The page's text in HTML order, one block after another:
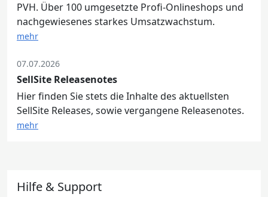
PVH. Über 100 umgesetzte Profi-Onlineshops und
nachgewiesenes starkes Umsatzwachstum.
mehr
07.07.2026
SellSite Releasenotes
Hier finden Sie stets die Inhalte des aktuellsten
SellSite Releases, sowie vergangene Releasenotes.
mehr
Hilfe & Support